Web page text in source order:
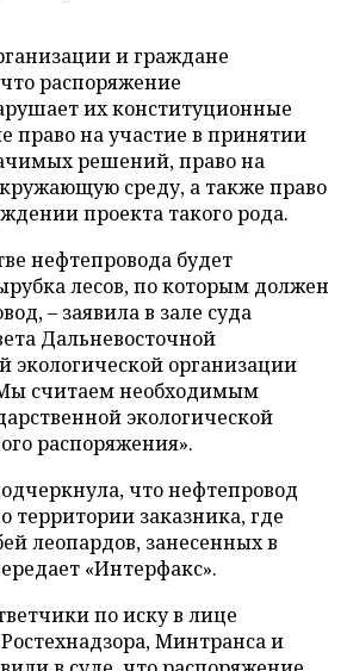
и граждане
распоряжение
их конституционные
право на участие в принятии
решений, право на
среду, а также право
проекта такого рода.
нефтепровода будет
лесов, по которым должен
– заявила в зале суда
Дальневосточной
экологической организации
считаем необходимым
экологической
распоряжения».
что нефтепровод
территории заказника, где
леопардов, занесенных в
«Интерфакс».
по иску в лице
Минтранса и